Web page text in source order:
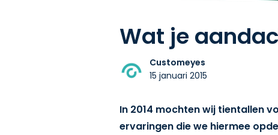
Wat je
Customeyes
15 januari 2015
In 2014 mochten wij tientallen
ervaringen die we hiermee